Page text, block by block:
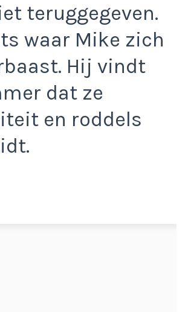
teruggegeven.
waar Mike zich
Hij vindt
dat ze
en roddels